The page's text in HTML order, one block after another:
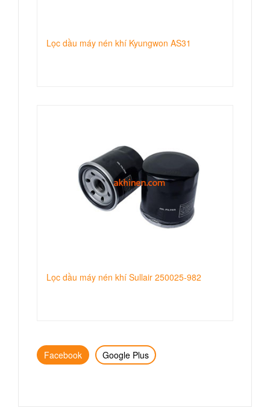
Lọc dầu máy nén khí Kyungwon AS31
Lọc dầu máy nén khí Sullair 250025-982
Facebook Google Plus